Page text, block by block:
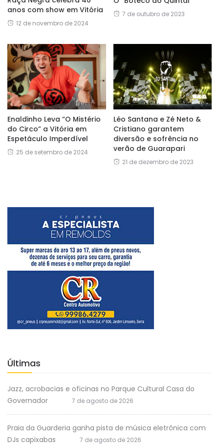
anos com show em Vitória
12 de novembro de 2024
7 de outubro de 2023
Enaldinho Leva “O Mistério
do Circo” a Vitória em
Espetáculo Imperdível
25 de setembro de 2024
Léo Santana e Zé Neto &
Cristiano garantem
diversão e sofrência no
verão de Guarapari
21 de dezembro de 2023
Últimas
Jazz, acrobacias e oficinas no Parque Cultural Casa do
Governador
7 de agosto de 2026
Praia da Guarderia ganha pista de música eletrônica com
DJs capixabas
7 de agosto de 2026